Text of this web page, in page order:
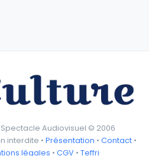
Audiovisuel © 2006
interdite • Présentation • Contact •
légales • CGV• Teffri